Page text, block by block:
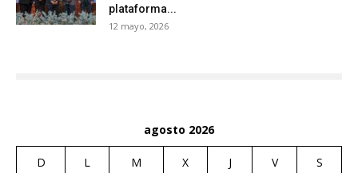
plataforma...
12 mayo, 2026
agosto 2026
D L M X J V S